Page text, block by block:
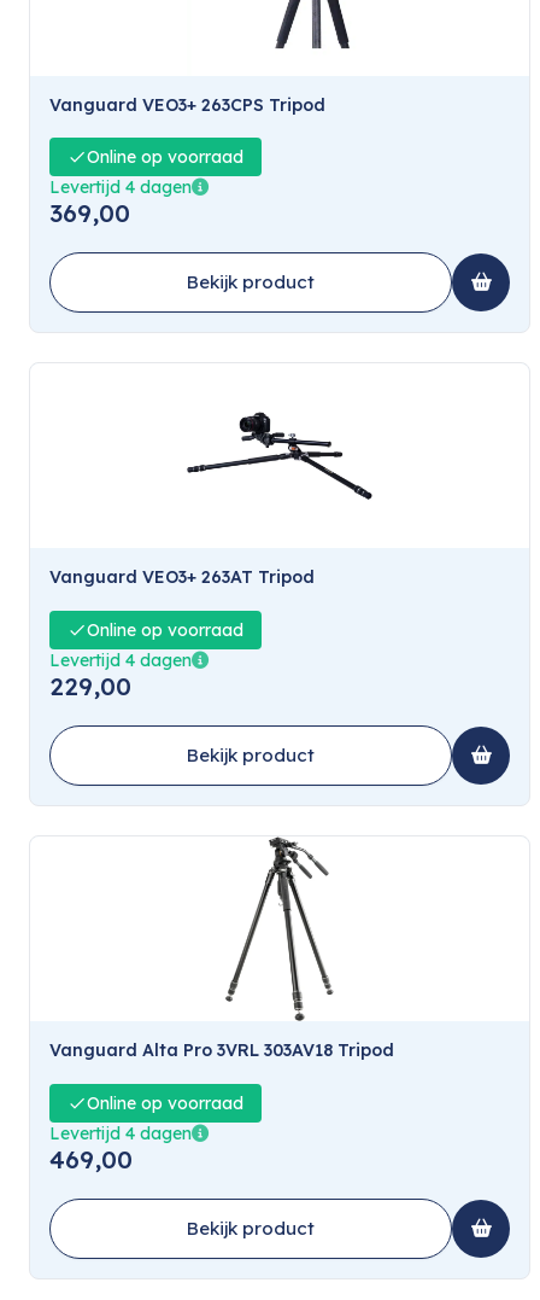
Vanguard VEO3+ 263CPS Tripod
Online op voorraad
Levertijd 4 dagen
369,00
Bekijk product
Vanguard VEO3+ 263AT Tripod
Online op voorraad
Levertijd 4 dagen
229,00
Bekijk product
Vanguard Alta Pro 3VRL 303AV18 Tripod
Online op voorraad
Levertijd 4 dagen
469,00
Bekijk product